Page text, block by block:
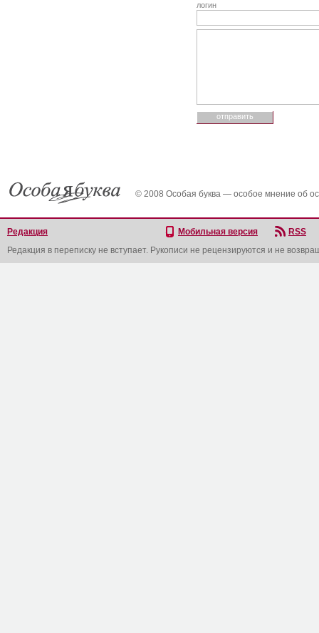
логин
© 2008 Особая буква — особое мнение об
Редакция Мобильная версия
RSS
Редакция в переписку не вступает. Рукописи не рецензируются и не